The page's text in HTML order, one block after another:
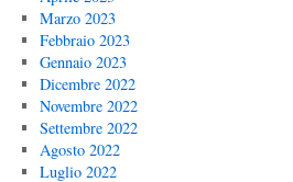
Marzo 2023
Febbraio 2023
Gennaio 2023
Dicembre 2022
Novembre 2022
Settembre 2022
Agosto 2022
Luglio 2022